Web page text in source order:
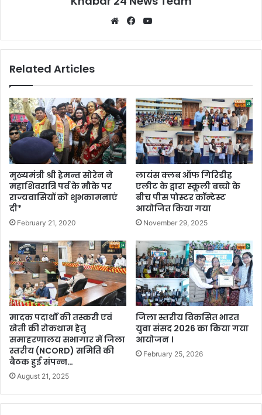
WebsiteFacebook
Related Articles
मुख्यमंत्री श्री हेमन्त सोरेन ने
महाशिवरात्रि पर्व के मौके पर
राज्यवासियों को शुभकामनाएं
दी*
February 21, 2020
लायंस क्लब ऑफ गिरिडीह
एलीट के द्वारा स्कूली बच्चो के
बीच पीस पोस्टर कॉन्टेस्ट
आयोजित किया गया
November 29, 2025
मादक पदार्थों की तस्करी एवं
खेती की रोकथाम हेतु
समाहरणालय सभागार में जिला
स्तरीय (NCORD) समिति की
बैठक हुई संपन्न…
August 21, 2025
जिला स्तरीय विकसित भारत
युवा संसद 2026 का किया गया
आयोजन ।
February 25, 2026